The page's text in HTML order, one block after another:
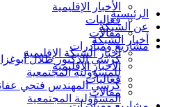
الأخبار الإقليمية
فعاليات
مقالات
مشاريع ومبادرات
كرسي الدكتور طلال
للمسؤولية المجتمعية
كرسي المهندس فتحي
المسؤولية المجتمعية
الرئيسية
عن الشبكة
أخبار الشبكة
أخبار الشبكة الإقليمية
الأخبار الإقليمية
فعاليات
مقالات